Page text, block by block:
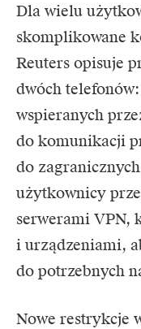
Dla wielu
skomplikowane
Reuters opisuje
dwóch
wspieranych
do komunikacji
do
użytkownicy
serwerami VPN,
i urządzeniami,
do potrzebnych
Nowe restrykcje